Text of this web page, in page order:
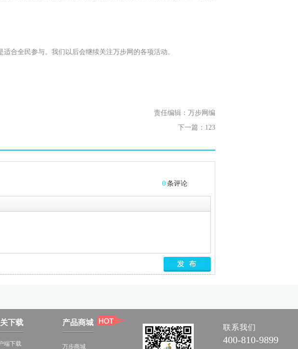
合全民参与。我们以后会继续关注万步网的各项活动。
责任编辑：万步网编
下一篇： 123
0 条评论
下载
端下载
产品商城
万步商城
联系我们
400-810-9899